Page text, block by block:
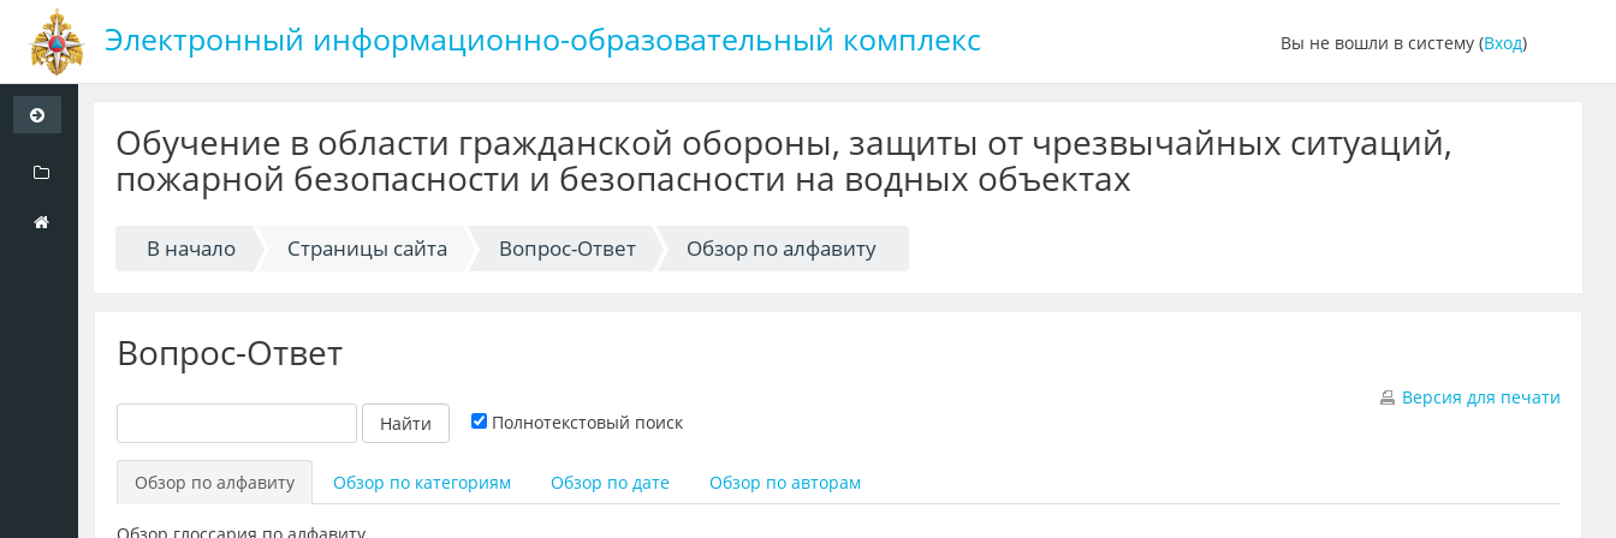
Перейти
основному
содержанию
Электронный информационно-образовательный комплекс Вы не вошли в систему (Вход)
Обучение в области гражданской обороны, защиты от чрезвычайных ситуаций,
пожарной безопасности и безопасности на водных объектах
В начало Страницы сайта Вопрос-Ответ Обзор по алфавиту
Вопрос-Ответ
Версия для печати
Полнотекстовый поиск
Обзор по алфавиту Обзор по категориям Обзор по дате Обзор по авторам